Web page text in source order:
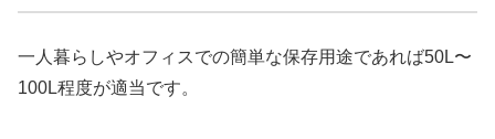
一人暮らしやオフィスでの簡単な保存用途であれば50L〜
100L程度が適当です。